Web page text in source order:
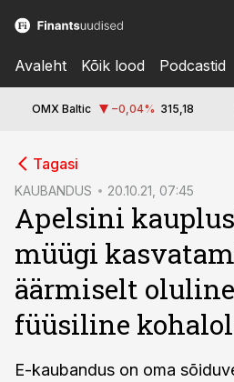
Avaleht Kõik lood Podcastid
OMX Baltic −0,04% 315,18
Tagasi
KAUBANDUS 20.10.21, 07:45
Apelsini
müügi
äärmiselt
füüsiline
E-kaubandus on oma